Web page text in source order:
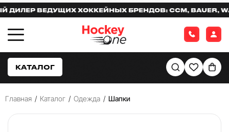
ВЕДУЩИХ ХОККЕЙНЫХ БРЕНДОВ: CCM, BAUER,
КАТАЛОГ
Главная / Каталог / Одежда / Шапки